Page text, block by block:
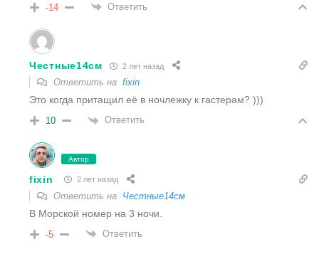
-14 Ответить
Честные14см 2 лет назад
Ответить на fixin
Это когда притащил её в ночлежку к гастерам? )))
10 Ответить
Автор
fixin 2 лет назад
Ответить на Честные14см
В Морской номер на 3 ночи.
-5 Ответить